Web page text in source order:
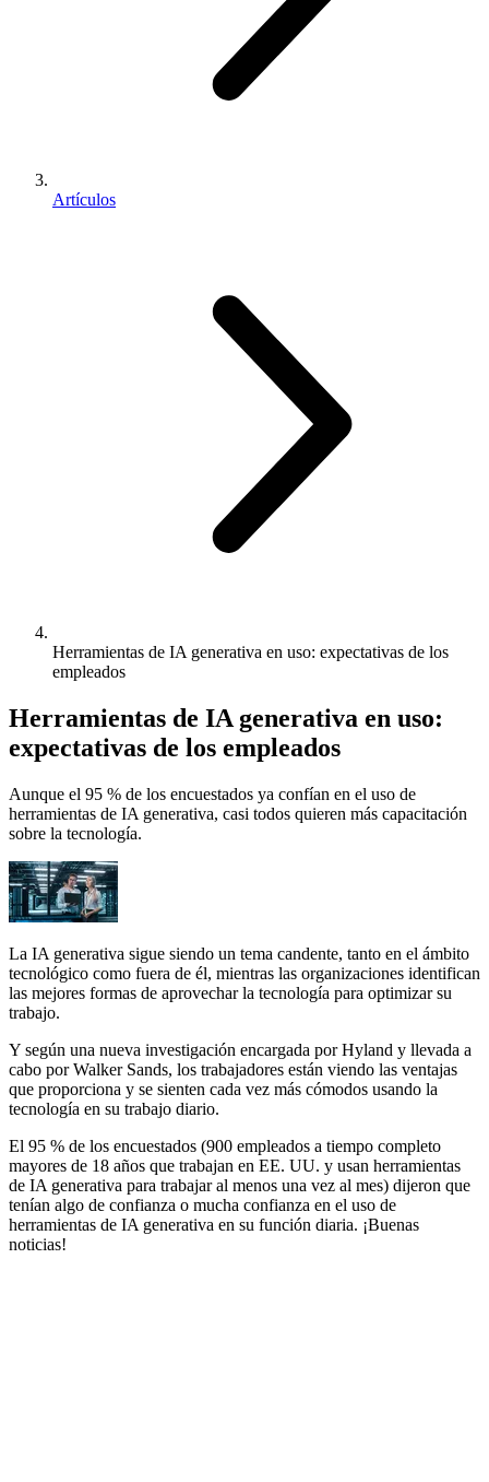
Artículos
Herramientas de IA generativa en uso: expectativas de los
empleados
Herramientas de IA generativa en uso:
expectativas de los empleados
Aunque el 95 % de los encuestados ya confían en el uso de
herramientas de IA generativa, casi todos quieren más capacitación
sobre la tecnología.
La IA generativa sigue siendo un tema candente, tanto en el ámbito
tecnológico como fuera de él, mientras las organizaciones identifican
las mejores formas de aprovechar la tecnología para optimizar su
trabajo.
Y según una nueva investigación encargada por Hyland y llevada a
cabo por Walker Sands, los trabajadores están viendo las ventajas
que proporciona y se sienten cada vez más cómodos usando la
tecnología en su trabajo diario.
El 95 % de los encuestados (900 empleados a tiempo completo
mayores de 18 años que trabajan en EE. UU. y usan herramientas
de IA generativa para trabajar al menos una vez al mes) dijeron que
tenían algo de confianza o mucha confianza en el uso de
herramientas de IA generativa en su función diaria. ¡Buenas
noticias!